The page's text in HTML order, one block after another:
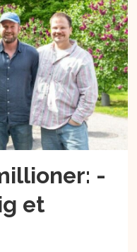
-
et